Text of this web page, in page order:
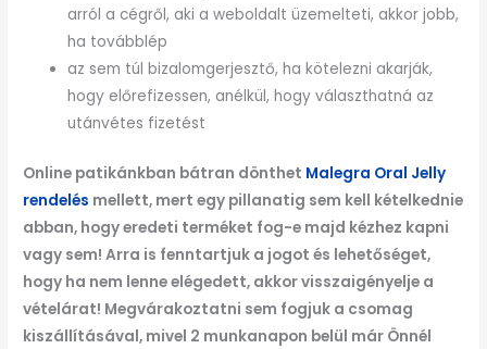
arról a cégről, aki a weboldalt üzemelteti, akkor jobb,
ha továbblép
az sem túl bizalomgerjesztő, ha kötelezni akarják,
hogy előrefizessen, anélkül, hogy választhatná az
utánvétes fizetést
Online patikánkban bátran dönthet Malegra Oral Jelly
rendelés mellett, mert egy pillanatig sem kell kételkednie
abban, hogy eredeti terméket fog-e majd kézhez kapni
vagy sem! Arra is fenntartjuk a jogot és lehetőséget,
hogy ha nem lenne elégedett, akkor visszaigényelje a
vételárat! Megvárakoztatni sem fogjuk a csomag
kiszállításával, mivel 2 munkanapon belül már Önnél